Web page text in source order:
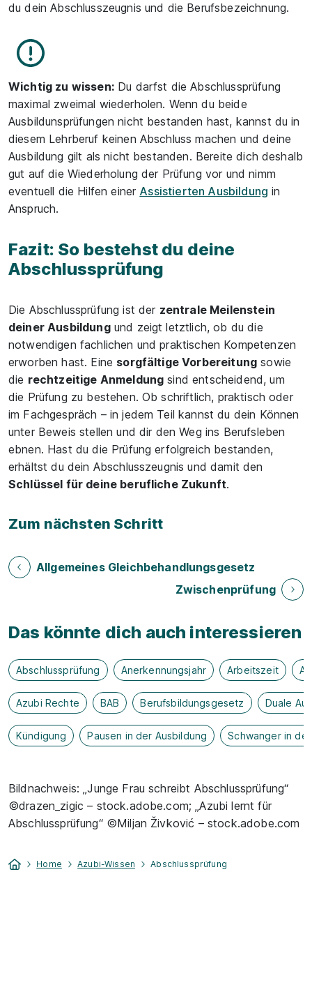
du dein Abschlusszeugnis und die Berufsbezeichnung.
Wichtig zu wissen:Du darfst die Abschlussprüfung
maximal zweimal wiederholen. Wenn du beide
Ausbildunsprüfungen nicht bestanden hast, kannst du in
diesem Lehrberuf keinen Abschluss machen und deine
Ausbildung gilt als nicht bestanden. Bereite dich deshalb
gut auf die Wiederholung der Prüfung vor und nimm
eventuell die Hilfen einer Assistierten Ausbildung in
Anspruch.
Fazit: So bestehst du deine
Abschlussprüfung
Die Abschlussprüfung ist der zentrale Meilenstein
deiner Ausbildungund zeigt letztlich, ob du die
notwendigen fachlichen und praktischen Kompetenzen
erworben hast. Eine sorgfältige Vorbereitung sowie
die rechtzeitige Anmeldung sind entscheidend, um
die Prüfung zu bestehen. Ob schriftlich, praktisch oder
im Fachgespräch – in jedem Teil kannst du dein Können
unter Beweis stellen und dir den Weg ins Berufsleben
ebnen. Hast du die Prüfung erfolgreich bestanden,
erhältst du dein Abschlusszeugnis und damit den
Schlüssel für deine berufliche Zukunft.
Zum nächsten Schritt
Allgemeines Gleichbehandlungsgesetz
Zwischenprüfung
Das könnte dich auch interessieren
Abschlussprüfung Anerkennungsjahr Arbeitszeit
Azubi Rechte BAB Berufsbildungsgesetz Duale
Kündigung Pausen in der Ausbildung Schwanger in
Bildnachweis: „Junge Frau schreibt Abschlussprüfung“
©drazen_zigic – stock.adobe.com; „Azubi lernt für
Abschlussprüfung“ ©Miljan Živković – stock.adobe.com
Home Azubi-Wissen Abschlussprüfung